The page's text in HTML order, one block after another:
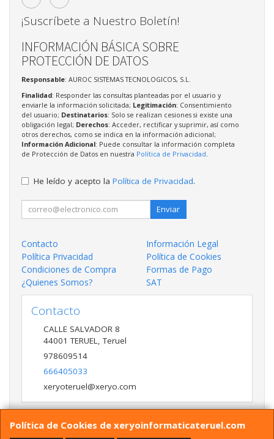
Política de Cookies de xeryoinformaticateruel.com
¡Suscríbete a Nuestro Boletín!
INFORMACIÓN BÁSICA SOBRE
PROTECCIÓN DE DATOS
Responsable: AUROC SISTEMAS TECNOLOGICOS, S.L.
Finalidad: Responder las consultas planteadas por el usuario y
enviarle la información solicitada; Legitimación: Consentimiento
del usuario; Destinatarios: Solo se realizan cesiones si existe una
obligación legal; Derechos: Acceder, rectificar y suprimir, así como
otros derechos, como se indica en la información adicional;
Información Adicional: Puede consultar la información completa
de Protección de Datos en nuestra Política de Privacidad.
He leído y acepto la Política de Privacidad.
Enviar
Contacto
Información Legal
Política Privacidad
Política de Cookies
Condiciones de Compra
Formas de Pago
¿Quienes Somos?
SAT
Contacto
CALLE SALVADOR 8
44001 TERUEL,Teruel
978609514
666405033
xeryoteruel@xeryo.com
Horario